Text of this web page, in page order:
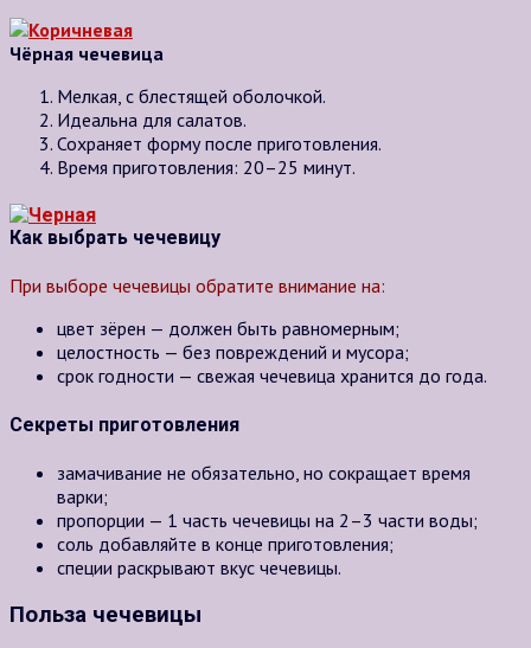
Чёрная чечевица
Мелкая, с блестящей оболочкой.
Идеальна для салатов.
Сохраняет форму после приготовления.
Время приготовления: 20–25 минут.
Как выбрать чечевицу
При выборе чечевицы обратите внимание на:
цвет зёрен — должен быть равномерным;
целостность — без повреждений и мусора;
срок годности — свежая чечевица хранится до года.
Секреты приготовления
замачивание не обязательно, но сокращает время
варки;
пропорции — 1 часть чечевицы на 2–3 части воды;
соль добавляйте в конце приготовления;
специи раскрывают вкус чечевицы.
Польза чечевицы